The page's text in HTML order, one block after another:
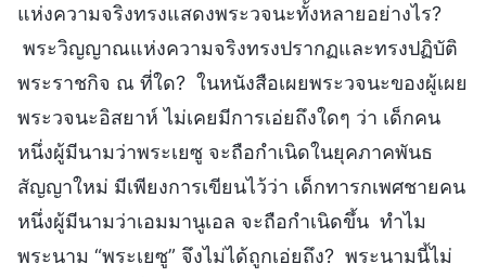
แห่งความจริงทรงแสดงพระวจนะทั้งหลายอย่างไร?
พระวิญญาณแห่งความจริงทรงปรากฏและทรงปฏิบัติ
พระราชกิจ ณ ที่ใด? ในหนังสือเผยพระวจนะของผู้เผย
พระวจนะอิสยาห์ ไม่เคยมีการเอ่ยถึงใดๆ ว่า เด็กคน
หนึ่งผู้มีนามว่าพระเยซู จะถือกำเนิดในยุคภาคพันธ
สัญญาใหม่ มีเพียงการเขียนไว้ว่า เด็กทารกเพศชายคน
หนึ่งผู้มีนามว่าเอมมานูเอล จะถือกำเนิดขึ้น ทำไม
พระนาม “พระเยซู” จึงไม่ได้ถูกเอ่ยถึง? พระนามนี้ไม่